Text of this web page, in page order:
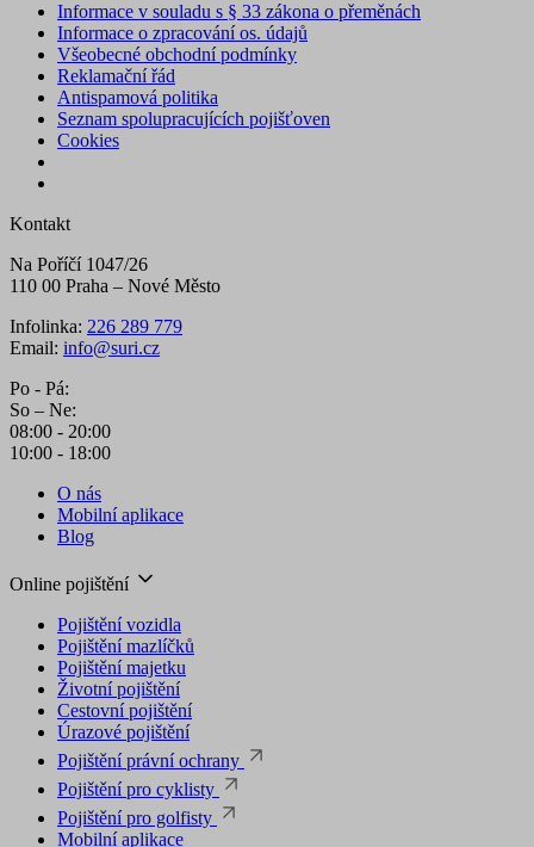
Informace v souladu s § 33 zákona o přeměnách
Informace o zpracování os. údajů
Všeobecné obchodní podmínky
Reklamační řád
Antispamová politika
Seznam spolupracujících pojišťoven
Cookies
Kontakt
Na Poříčí 1047/26
110 00 Praha – Nové Město
Infolinka: 226 289 779
Email: info@suri.cz
Po - Pá:
So – Ne:
08:00 - 20:00
10:00 - 18:00
O nás
Mobilní aplikace
Blog
Online pojištění
Pojištění vozidla
Pojištění mazlíčků
Pojištění majetku
Životní pojištění
Cestovní pojištění
Úrazové pojištění
Pojištění právní ochrany
Pojištění pro cyklisty
Pojištění pro golfisty
Mobilní aplikace